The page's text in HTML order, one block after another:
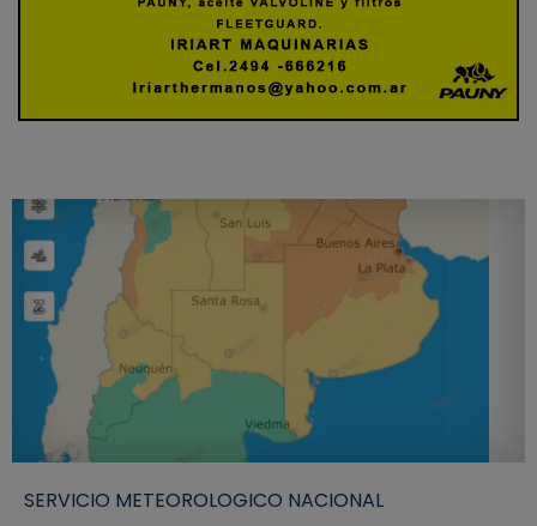
SERVICIO METEOROLOGICO NACIONAL